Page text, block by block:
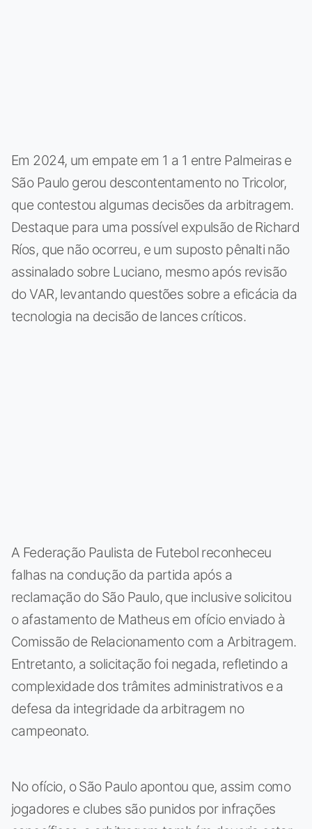
Em 2024, um empate em 1 a 1 entre Palmeiras e
São Paulo gerou descontentamento no Tricolor,
que contestou algumas decisões da arbitragem.
Destaque para uma possível expulsão de Richard
Ríos, que não ocorreu, e um suposto pênalti não
assinalado sobre Luciano, mesmo após revisão
do VAR, levantando questões sobre a eficácia da
tecnologia na decisão de lances críticos.
A Federação Paulista de Futebol reconheceu
falhas na condução da partida após a
reclamação do São Paulo, que inclusive solicitou
o afastamento de Matheus em ofício enviado à
Comissão de Relacionamento com a Arbitragem.
Entretanto, a solicitação foi negada, refletindo a
complexidade dos trâmites administrativos e a
defesa da integridade da arbitragem no
campeonato.
No ofício, o São Paulo apontou que, assim como
jogadores e clubes são punidos por infrações